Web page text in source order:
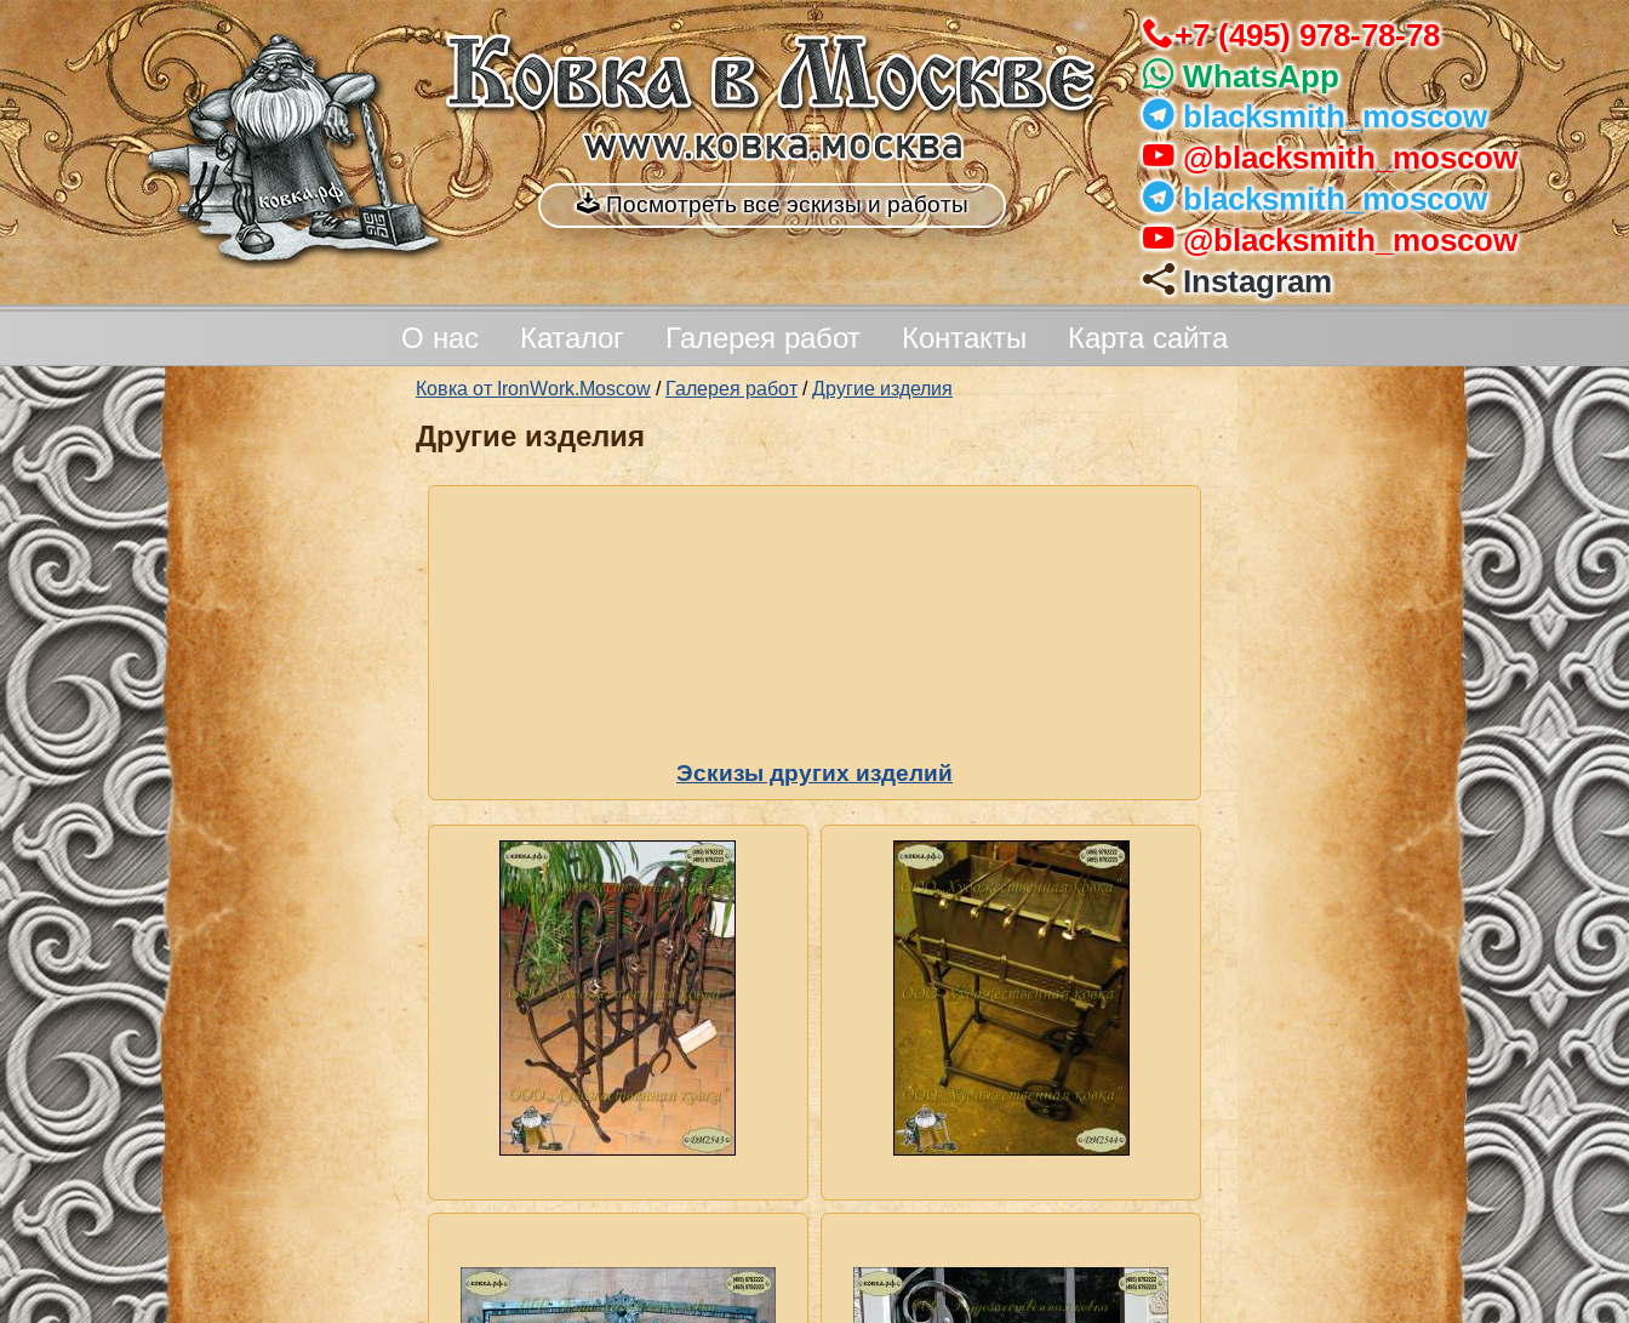
Посмотреть все эскизы и работы
+7 (495) 978-78-78
WhatsApp
blacksmith_moscow
@blacksmith_moscow
blacksmith_moscow
@blacksmith_moscow
Instagram
О нас Каталог Галерея работ Контакты Карта сайта
Ковка от IronWork.Moscow / Галерея работ /Другие изделия
Другие изделия
Эскизы других изделий